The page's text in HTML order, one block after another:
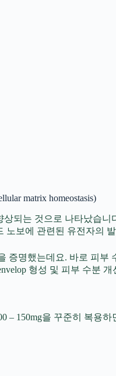
matrix homeostasis)
되는 것으로 나타났습
보에 관련된 유전자의
명했는데요. 바로 피
형성 및 피부 수분
150mg을 꾸준히 복용